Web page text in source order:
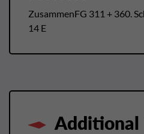
ZusammenFG 311 + 360.
14 E